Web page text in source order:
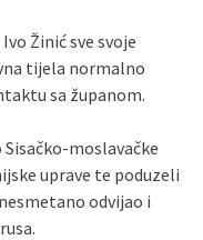
Žinić sve svoje
tijela normalno
sa županom.
moslavačke
uprave te poduzeli
odvijao i